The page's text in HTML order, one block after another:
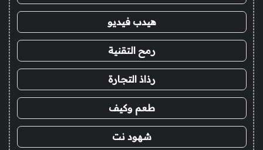
هيدب فيديو
رمح التقنية
رذاذ التجارة
طعم وكيف
شهود نت